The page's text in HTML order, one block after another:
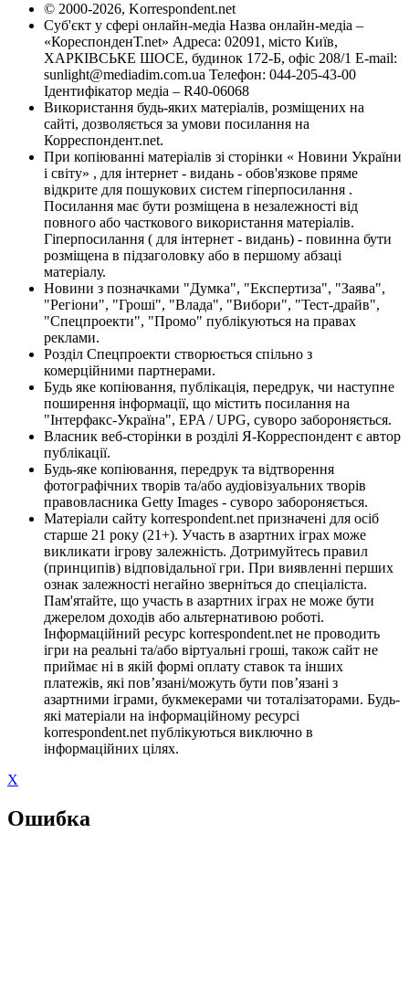
© 2000-2026, Korrespondent.net
Суб'єкт у сфері онлайн-медіа Назва онлайн-медіа –
«КореспонденТ.net» Адреса: 02091, місто Київ,
ХАРКІВСЬКЕ ШОСЕ, будинок 172-Б, офіс 208/1 E-mail:
sunlight@mediadim.com.ua Телефон: 044-205-43-00
Ідентифікатор медіа – R40-06068
Використання будь-яких матеріалів, розміщених на
сайті, дозволяється за умови посилання на
Корреспондент.net.
При копіюванні матеріалів зі сторінки « Новини України
і світу» , для інтернет - видань - обов'язкове пряме
відкрите для пошукових систем гіперпосилання .
Посилання має бути розміщена в незалежності від
повного або часткового використання матеріалів.
Гіперпосилання ( для інтернет - видань) - повинна бути
розміщена в підзаголовку або в першому абзаці
матеріалу.
Новини з позначками "Думка", "Експертиза", "Заява",
"Регіони", "Гроші", "Влада", "Вибори", "Тест-драйв",
"Спецпроекти", "Промо" публікуються на правах
реклами.
Розділ Спецпроекти створюється спільно з
комерційними партнерами.
Будь яке копіювання, публікація, передрук, чи наступне
поширення інформації, що містить посилання на
"Інтерфакс-Україна", EPA / UPG, суворо забороняється.
Власник веб-сторінки в розділі Я-Корреспондент є автор
публікації.
Будь-яке копіювання, передрук та відтворення
фотографічних творів та/або аудіовізуальних творів
правовласника Getty Images - суворо забороняється.
Матеріали сайту korrespondent.net призначені для осіб
старше 21 року (21+). Участь в азартних іграх може
викликати ігрову залежність. Дотримуйтесь правил
(принципів) відповідальної гри. При виявленні перших
ознак залежності негайно зверніться до спеціаліста.
Пам'ятайте, що участь в азартних іграх не може бути
джерелом доходів або альтернативою роботі.
Інформаційний ресурс korrespondent.net не проводить
ігри на реальні та/або віртуальні гроші, також сайт не
приймає ні в якій формі оплату ставок та інших
платежів, які пов’язані/можуть бути пов’язані з
азартними іграми, букмекерами чи тоталізаторами. Будь-
які матеріали на інформаційному ресурсі
korrespondent.net публікуються виключно в
інформаційних цілях.
X
Ошибка